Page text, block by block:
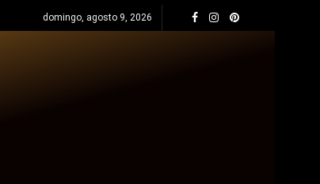
domingo, agosto 9, 2026